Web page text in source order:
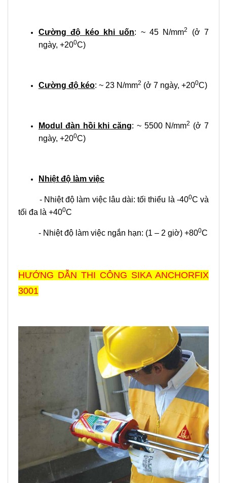
Cường độ kéo khi uốn: ~ 45 N/mm2
(ở 7
ngày, +200C)
Cường độ kéo: ~ 23 N/mm2 (ở 7 ngày, +200C)
Modul đàn hồi khi căng: ~ 5500 N/mm2 (ở 7
ngày, +200C)
Nhiệt độ làm việc
- Nhiệt độ làm việc lâu dài: tối thiểu là -400C và
tối đa là +400C
- Nhiệt độ làm việc ngắn hạn: (1 – 2 giờ) +800C
HƯỚNG DẪN THI CÔNG SIKA ANCHORFIX
3001